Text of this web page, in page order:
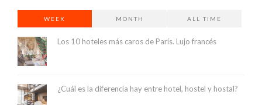
WEEK MONTH ALL TIME
Los 10 hoteles más caros de París. Lujo francés
¿Cuál es la diferencia hay entre hotel, hostel y hostal?